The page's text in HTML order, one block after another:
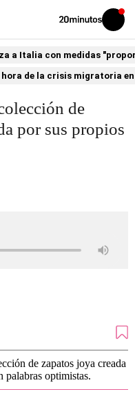
Volver
Iniciar
sesión
a Italia con medidas
de la crisis migratoria
de
por sus propios
de zapatos joya creada
palabras optimistas.